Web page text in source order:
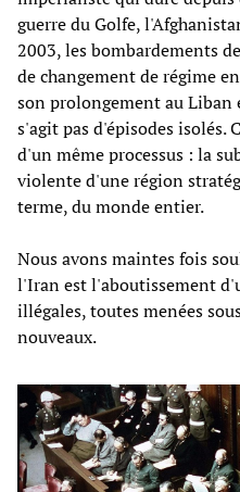
guerre du Golfe,
2003, les bombardements
de changement de régime
son prolongement au
s'agit pas d'épisodes isolés.
d'un même processus : la
violente d'une région
terme, du monde entier.
Nous avons maintes fois
l'Iran est l'aboutissement
illégales, toutes menées
nouveaux.